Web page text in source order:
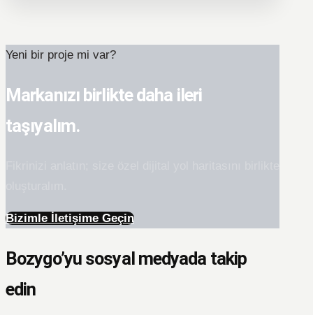
Yeni bir proje mi var?
Markanızı birlikte daha ileri
taşıyalım.
Bizimle İletişime Geçin
Bozygo’yu sosyal medyada takip
edin